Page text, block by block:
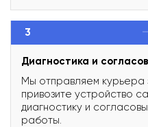
3
Диагностика и
Мы отправляем курьера
привозите устройство
диагностику и
работы.